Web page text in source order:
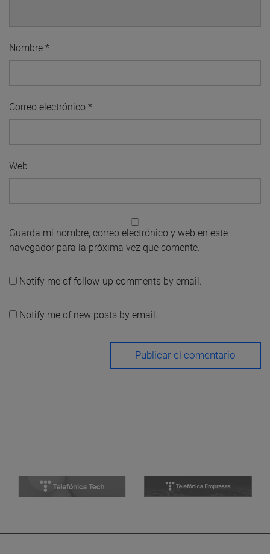
Nombre *
Correo electrónico *
Web
Guarda mi nombre, correo electrónico y web en este
navegador para la próxima vez que comente.
Notify me of follow-up comments by email.
Notify me of new posts by email.